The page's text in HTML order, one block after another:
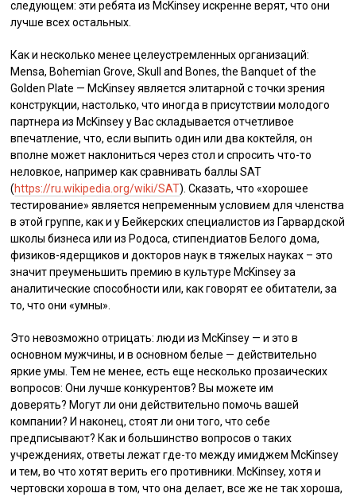
следующем: эти ребята из McKinsey искренне верят, что они
лучше всех остальных.
Как и несколько менее целеустремленных организаций:
Mensa, Bohemian Grove, Skull and Bones, the Banquet of the
Golden Plate — McKinsey является элитарной с точки зрения
конструкции, настолько, что иногда в присутствии молодого
партнера из McKinsey у Вас складывается отчетливое
впечатление, что, если выпить один или два коктейля, он
вполне может наклониться через стол и спросить что-то
неловкое, например как сравнивать баллы SAT
(https://ru.wikipedia.org/wiki/SAT). Сказать, что «хорошее
тестирование» является непременным условием для членства
в этой группе, как и у Бейкерских специалистов из Гарвардской
школы бизнеса или из Родоса, стипендиатов Белого дома,
физиков-ядерщиков и докторов наук в тяжелых науках – это
значит преуменьшить премию в культуре McKinsey за
аналитические способности или, как говорят ее обитатели, за
то, что они «умны».
Это невозможно отрицать: люди из McKinsey — и это в
основном мужчины, и в основном белые — действительно
яркие умы. Тем не менее, есть еще несколько прозаических
вопросов: Они лучше конкурентов? Вы можете им
доверять? Могут ли они действительно помочь вашей
компании? И наконец, стоят ли они того, что себе
предписывают? Как и большинство вопросов о таких
учреждениях, ответы лежат где-то между имиджем McKinsey
и тем, во что хотят верить его противники. McKinsey, хотя и
чертовски хороша в том, что она делает, все же не так хороша,